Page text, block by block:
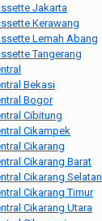
Jakarta
Kerawang
Lemah Abang
Tangerang
Bekasi
Bogor
Cibitung
Cikampek
Cikarang
Cikarang Barat
Cikarang Selatan
Cikarang Timur
Cikarang Utara